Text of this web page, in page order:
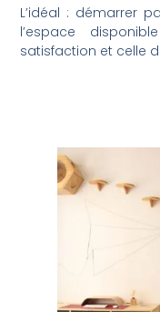
L’idéal : démarrer
l’espace
satisfaction et celle